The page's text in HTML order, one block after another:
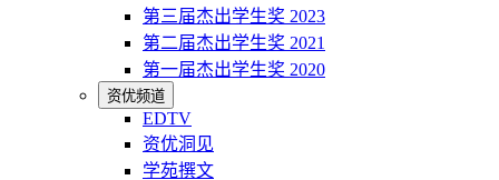
第三届杰出学生奖 2023
第二届杰出学生奖 2021
第一届杰出学生奖 2020
资优频道
EDTV
资优洞见
学苑撰文